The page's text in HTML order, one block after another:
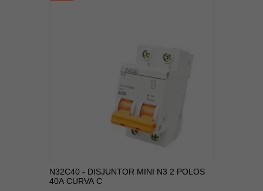
N32C40 - DISJUNTOR MINI N3 2 POLOS
40A CURVA C